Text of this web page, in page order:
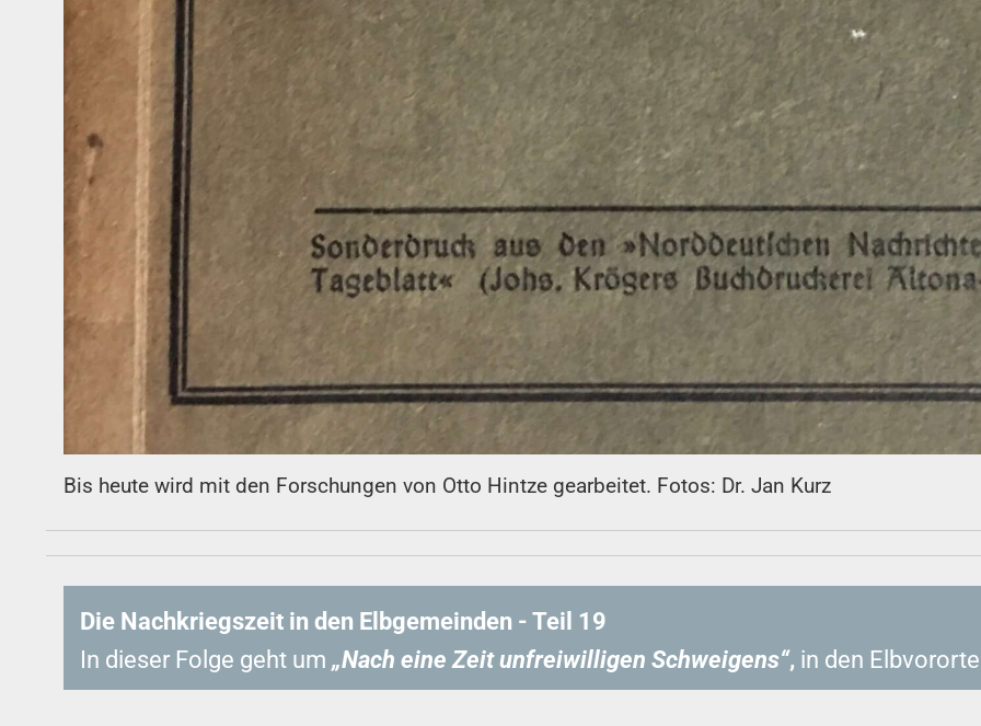
Bis heute wird mit den Forschungen von Otto Hintze gearbeitet. Fotos: Dr. Jan Kurz
Die Nachkriegszeit in den Elbgemeinden - Teil 19
In dieser Folge geht um „Nach eine Zeit unfreiwilligen Schweigens“, in den